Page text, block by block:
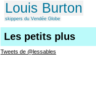
Louis Burton
skippers du Vendée Globe
Les petits plus
Tweets de @lessables